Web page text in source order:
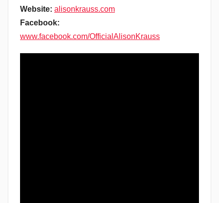
Website: alisonkrauss.com
Facebook:
www.facebook.com/OfficialAlisonKrauss